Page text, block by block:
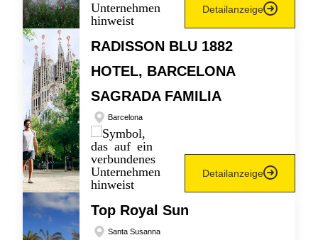
Detailanzeige
RADISSON BLU 1882
HOTEL, BARCELONA
SAGRADA FAMILIA
Barcelona
Detailanzeige
Top Royal Sun
Santa Susanna